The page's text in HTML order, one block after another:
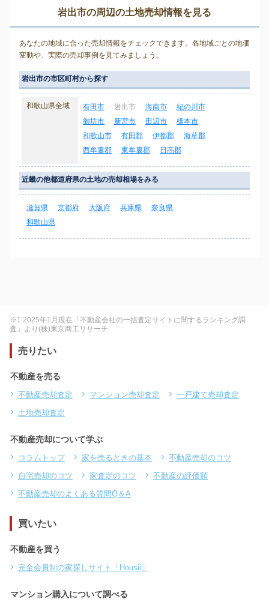
岩出市の周辺の土地売却情報を見る
あなたの地域に合った売却情報をチェックできます。各地域ごとの地価
変動や、実際の売却事例を見てみましょう。
岩出市の市区町村から探す
和歌山県全域 有田市 岩出市 海南市
紀の川市
御坊市
新宮市 田辺市
橋本市
和歌山市
有田郡 伊都郡
海草郡
西牟婁郡
東牟婁郡 日高郡
近畿の他都道府県の土地の売却相場をみる
滋賀県 京都府 大阪府 兵庫県
奈良県
和歌山県
※1 2025年1月現在「不動産会社の一括査定サイトに関するランキング調
査」より(株)東京商工リサーチ
売りたい
不動産を売る
不動産売却査定 マンション売却査定
一戸建て売却査定
土地売却査定
不動産売却について学ぶ
コラムトップ 家を売るときの基本
不動産売却のコツ
自宅売却のコツ
家査定のコツ
不動産の評価額
不動産売却のよくある質問Q＆A
買いたい
不動産を買う
完全会員制の家探しサイト「Housii」
マンション購入について調べる